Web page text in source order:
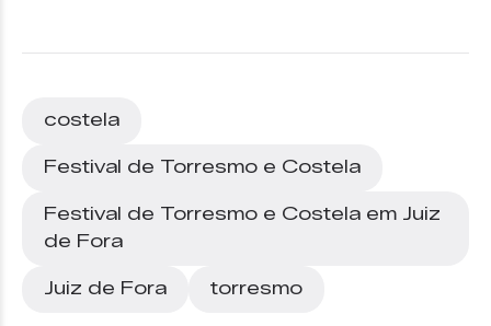
costela
Festival de Torresmo e Costela
Festival de Torresmo e Costela em Juiz
de Fora
Juiz de Fora torresmo